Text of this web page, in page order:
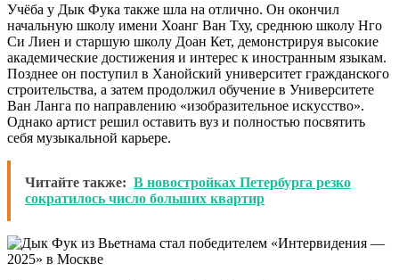
Учёба у Дык Фука также шла на отлично. Он окончил
начальную школу имени Хоанг Ван Тху, среднюю школу Нго
Си Лиен и старшую школу Доан Кет, демонстрируя высокие
академические достижения и интерес к иностранным языкам.
Позднее он поступил в Ханойский университет гражданского
строительства, а затем продолжил обучение в Университете
Ван Ланга по направлению «изобразительное искусство».
Однако артист решил оставить вуз и полностью посвятить
себя музыкальной карьере.
Читайте также: В новостройках Петербурга резко
сократилось число больших квартир